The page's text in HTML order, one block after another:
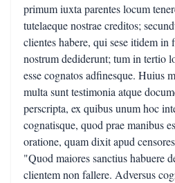
primum iuxta parentes locum
tutelaeque nostrae creditos;
clientes habere, qui sese itidem
nostrum dediderunt; tum in tertio
esse cognatos adfinesque. Huius
multa sunt testimonia atque
perscripta, ex quibus unum hoc
cognatisque, quod prae manibus
oratione, quam dixit apud
"Quod maiores sanctius habuere
clientem non fallere. Adversus